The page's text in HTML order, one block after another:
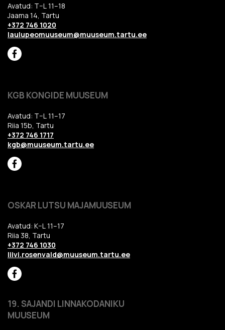
Avatud: T–L 11–18
Jaama 14, Tartu
+372 746 1020
laulupeomuuseum@muuseum.tartu.ee
KGB KONGIDE MUUSEUM
Avatud: T–L 11–17
Riia 15b, Tartu
+372 746 1717
kgb@muuseum.tartu.ee
OSKAR LUTSU MAJAMUUSEUM
Avatud: K–L 11–17
Riia 38, Tartu
+372 746 1030
liivi.rosenvald@muuseum.tartu.ee
19. SAJANDI LINNAKODANIKU
MUUSEUM